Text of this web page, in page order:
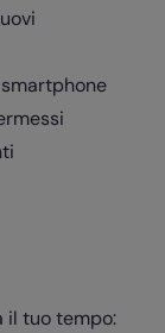
il tuo tempo: